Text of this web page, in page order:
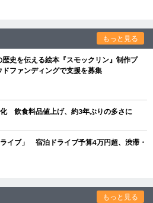
もっと見る
史を伝える絵本『スモックリン』制作プ
ファンディングで支援を募集
化 飲食料品値上げ、約3年ぶりの多さに
イブ」 宿泊ドライブ予算4万円超、渋滞・
もっと見る